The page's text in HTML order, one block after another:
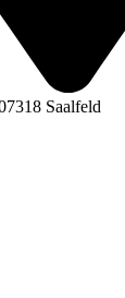
Saalfeld